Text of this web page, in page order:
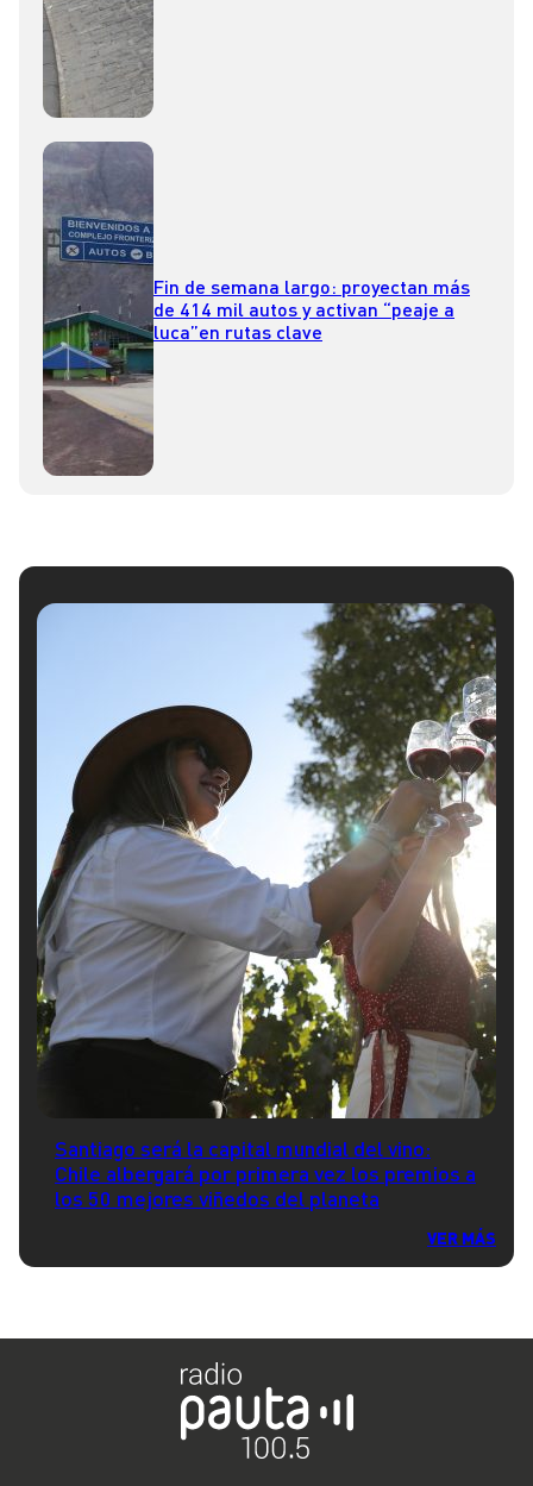
Fin de semana largo: proyectan más
de 414 mil autos y activan “peaje a
luca”en rutas clave
Santiago será la capital mundial del vino:
Chile albergará por primera vez los premios a
los 50 mejores viñedos del planeta
VER MÁS